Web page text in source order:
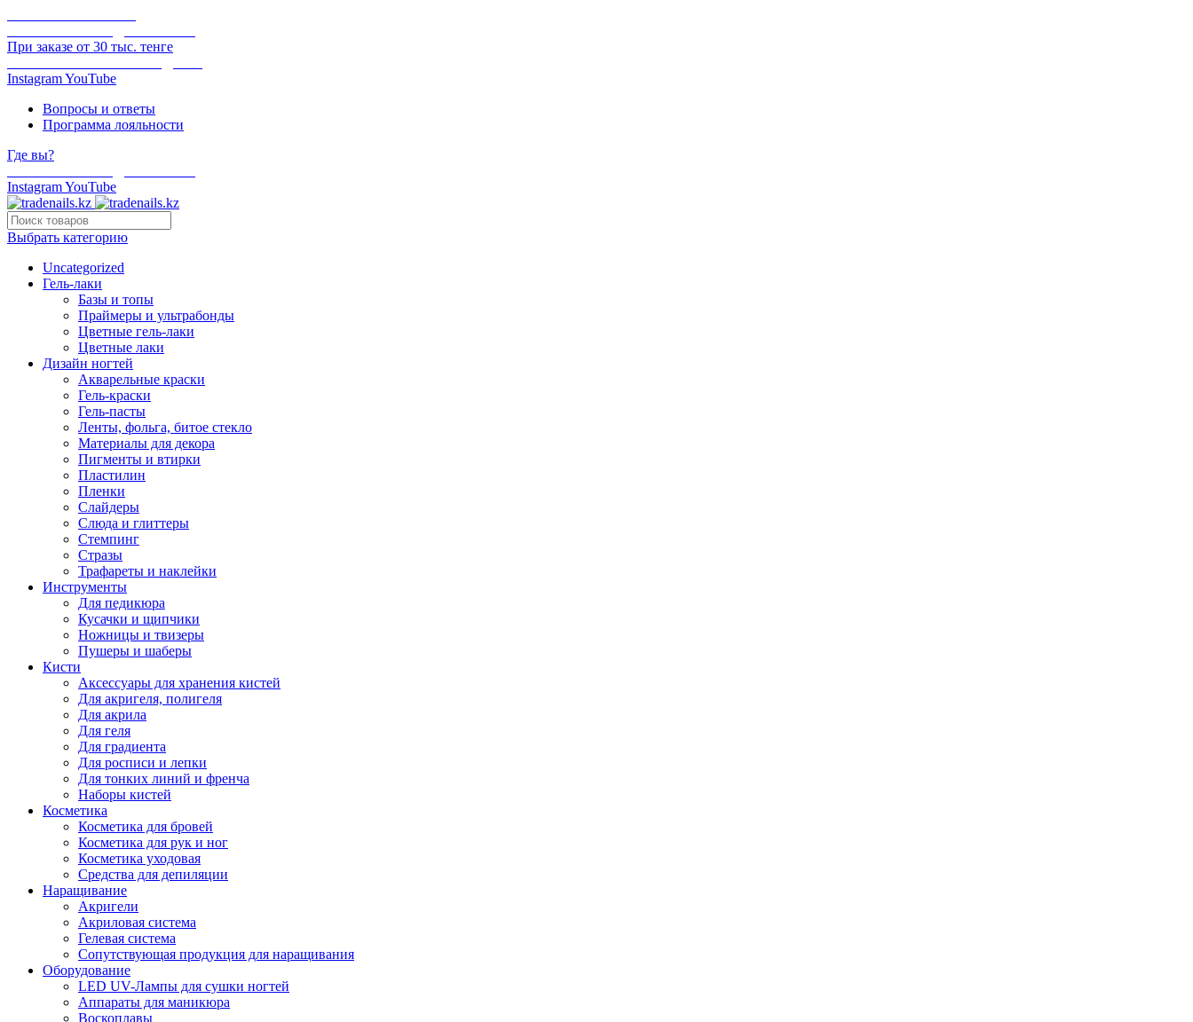
При заказе от 30 тыс. тенге
InstagramYouTube
Вопросы и ответы
Программа лояльности
Где вы?
InstagramYouTube
Выбрать категорию
Uncategorized
Гель-лаки
Базы и топы
Праймеры и ультрабонды
Цветные гель-лаки
Цветные лаки
Дизайн ногтей
Акварельные краски
Гель-краски
Гель-пасты
Ленты, фольга, битое стекло
Материалы для декора
Пигменты и втирки
Пластилин
Пленки
Слайдеры
Слюда и глиттеры
Стемпинг
Стразы
Трафареты и наклейки
Инструменты
Для педикюра
Кусачки и щипчики
Ножницы и твизеры
Пушеры и шаберы
Кисти
Аксессуары для хранения кистей
Для акригеля, полигеля
Для акрила
Для геля
Для градиента
Для росписи и лепки
Для тонких линий и френча
Наборы кистей
Косметика
Косметика для бровей
Косметика для рук и ног
Косметика уходовая
Средства для депиляции
Наращивание
Акригели
Акриловая система
Гелевая система
Сопутствующая продукция для наращивания
Оборудование
LED UV-Лампы для сушки ногтей
Аппараты для маникюра
Воскоплавы